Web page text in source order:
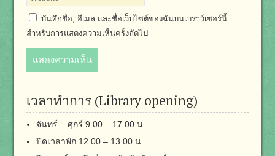
บันทึกชื่อ, อีเมล และชื่อเว็บไซต์ของฉันบนเบราว์เซอร์นี้
สำหรับการแสดงความเห็นครั้งถัดไป
เวลาทำการ (Library opening)
จันทร์ – ศุกร์ 9.00 – 17.00 น.
ปิดเวลาพัก 12.00 – 13.00 น.